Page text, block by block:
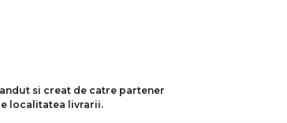
si creat de catre partener
localitatea livrarii.